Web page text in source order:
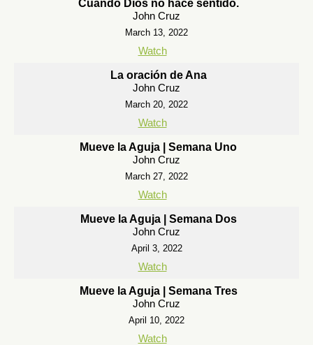
Cuando Dios no hace sentido.
John Cruz
March 13, 2022
Watch
La oración de Ana
John Cruz
March 20, 2022
Watch
Mueve la Aguja | Semana Uno
John Cruz
March 27, 2022
Watch
Mueve la Aguja | Semana Dos
John Cruz
April 3, 2022
Watch
Mueve la Aguja | Semana Tres
John Cruz
April 10, 2022
Watch